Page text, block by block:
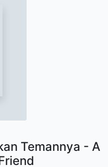
Temannya - A